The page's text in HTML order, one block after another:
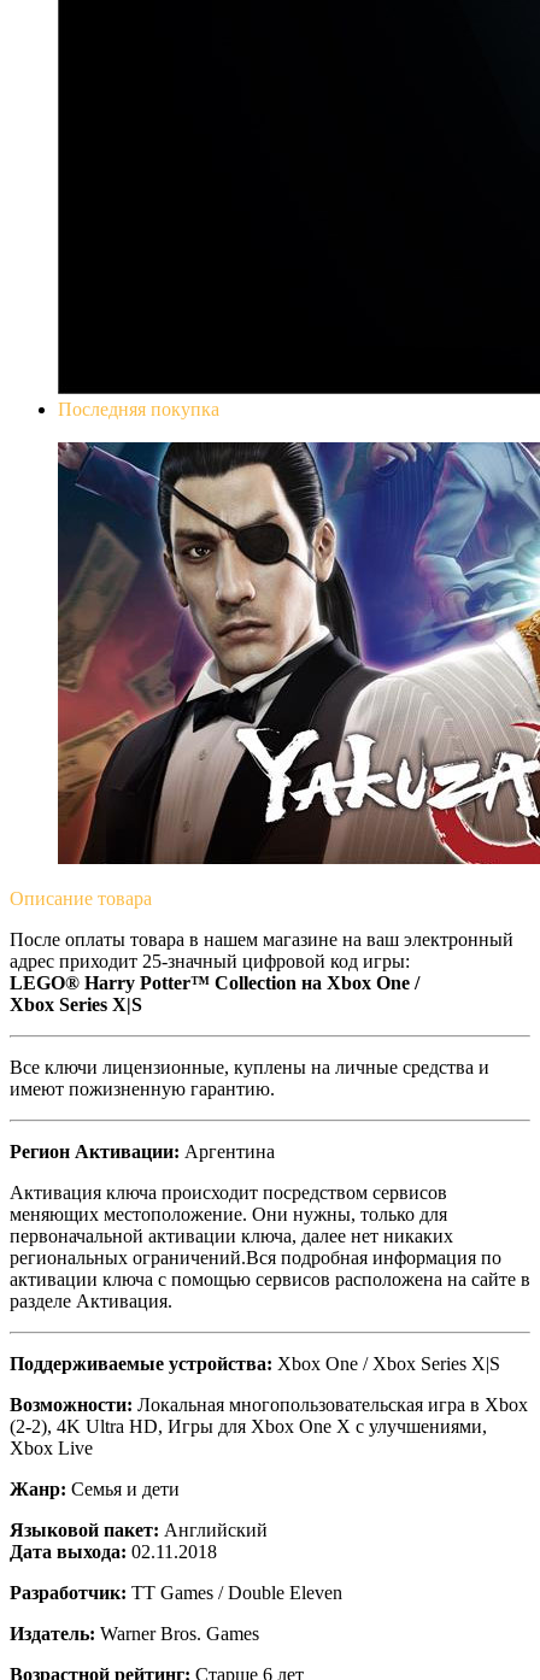
Последняя покупка
Описание товара
После оплаты товара в нашем магазине на ваш электронный
адрес приходит 25-значный цифровой код игры:
LEGO® Harry Potter™ Collection на Xbox One /
Xbox Series X|S
Все ключи лицензионные, куплены на личные средства и
имеют пожизненную гарантию.
Регион Активации: Аргентина
Активация ключа происходит посредством сервисов
меняющих местоположение. Они нужны, только для
первоначальной активации ключа, далее нет никаких
региональных ограничений.Вся подробная информация по
активации ключа с помощью сервисов расположена на сайте в
разделе Активация.
Поддерживаемые устройства: Xbox One / Xbox Series X|S
Возможности: Локальная многопользовательская игра в Xbox
(2-2), 4K Ultra HD, Игры для Xbox One X с улучшениями,
Xbox Live
Жанр: Семья и дети
Языковой пакет: Английский
Дата выхода: 02.11.2018
Разработчик: TT Games / Double Eleven
Издатель: Warner Bros. Games
Возрастной рейтинг: Старше 6 лет